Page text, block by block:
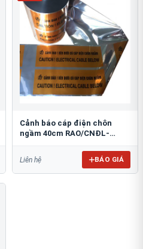
Cảnh báo cáp điện chôn
ngầm 40cm RAO/CNĐL-
Liên hệ BÁO GIÁ